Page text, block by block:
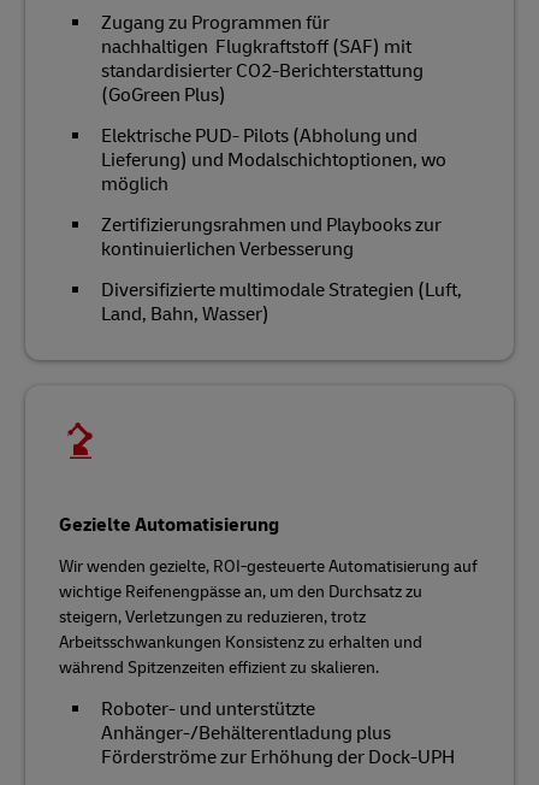
Zugang zu Programmen für
nachhaltigen Flugkraftstoff (SAF) mit
standardisierter CO2-Berichterstattung
(GoGreen Plus)
Elektrische PUD- Pilots (Abholung und
Lieferung) und Modalschichtoptionen, wo
möglich
Zertifizierungsrahmen und Playbooks zur
kontinuierlichen Verbesserung
Diversifizierte multimodale Strategien (Luft,
Land, Bahn, Wasser)
Gezielte Automatisierung
Wir wenden gezielte, ROI-gesteuerte Automatisierung auf
wichtige Reifenengpässe an, um den Durchsatz zu
steigern, Verletzungen zu reduzieren, trotz
Arbeitsschwankungen Konsistenz zu erhalten und
während Spitzenzeiten effizient zu skalieren.
Roboter- und unterstützte
Anhänger-/Behälterentladung plus
Förderströme zur Erhöhung der Dock-UPH